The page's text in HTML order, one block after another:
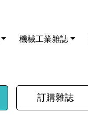
機械工業雜誌
訂購雜誌